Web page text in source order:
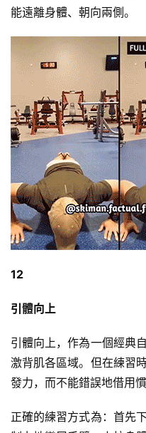
能遠離身體、朝向兩側。
12
引體向上
引體向上，作為一個經典
激背肌各區域。但在練習
發力，而不能錯誤地借用慣
正確的練習方式為：首先